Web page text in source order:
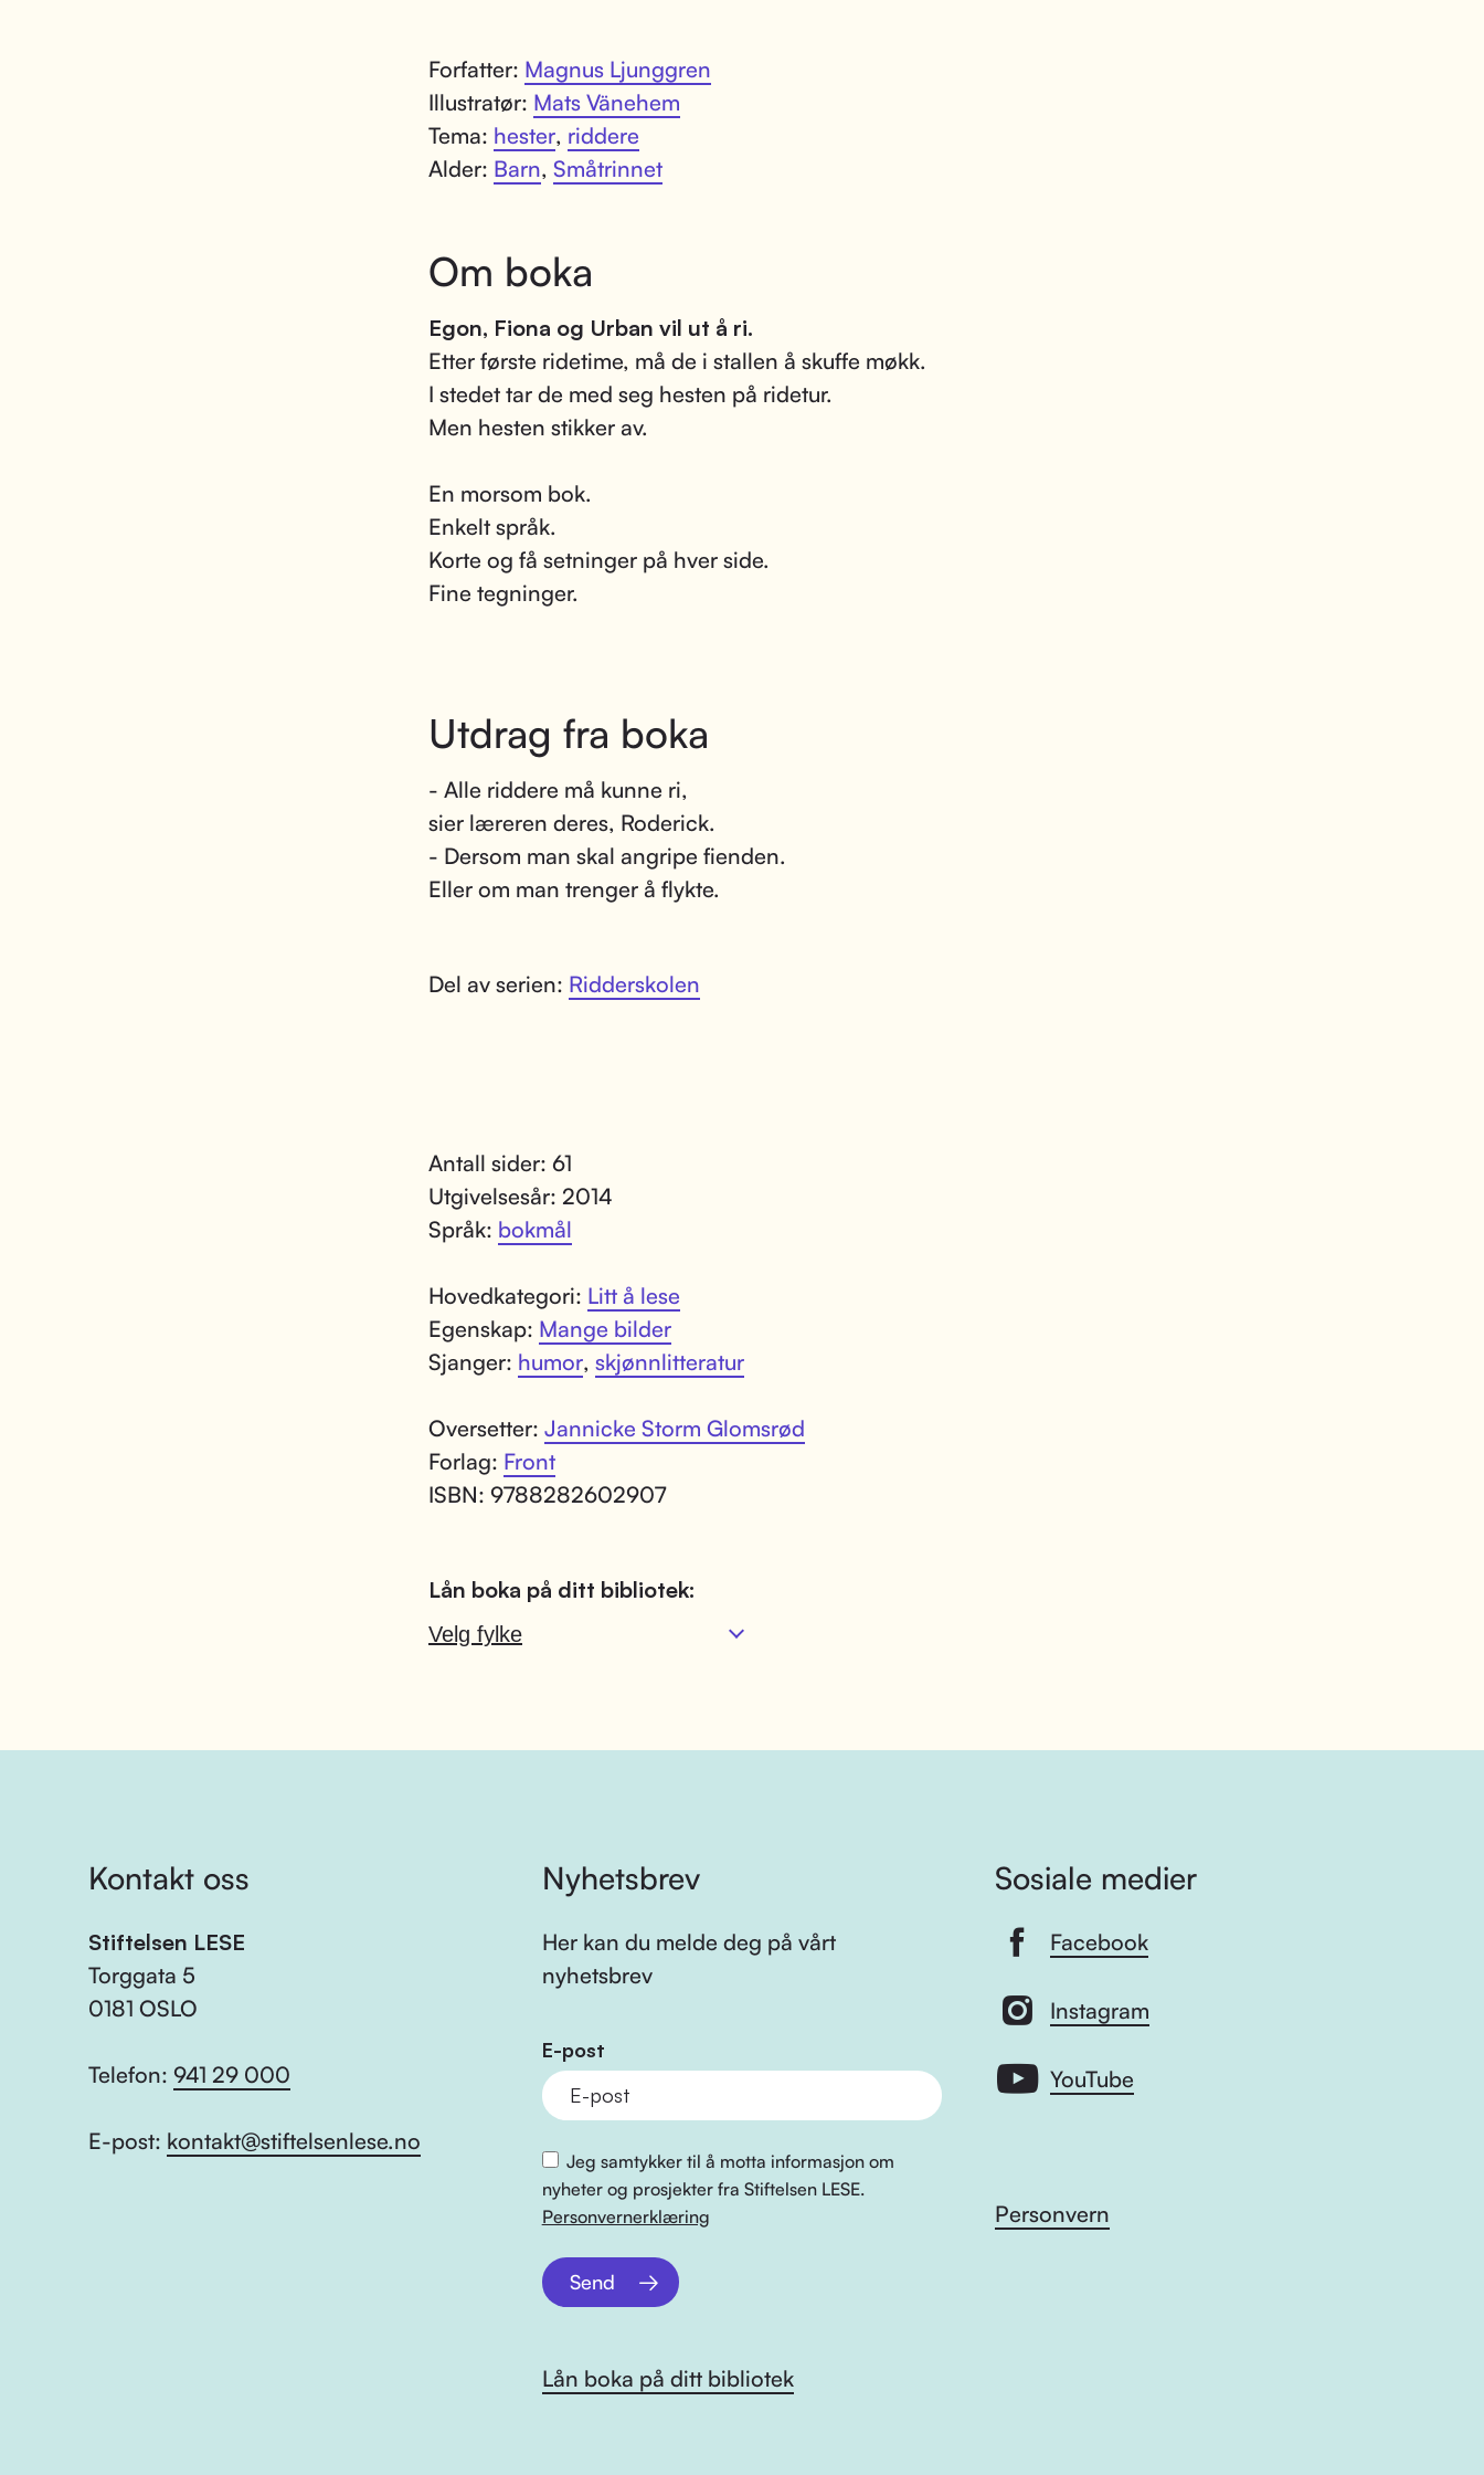
Forfatter: Magnus Ljunggren
Illustratør: Mats Vänehem
Tema: hester, riddere
Alder: Barn, Småtrinnet
Om boka
Egon, Fiona og Urban vil ut å ri.
Etter første ridetime, må de i stallen å skuffe møkk.
I stedet tar de med seg hesten på ridetur.
Men hesten stikker av.
En morsom bok.
Enkelt språk.
Korte og få setninger på hver side.
Fine tegninger.
Utdrag fra boka
- Alle riddere må kunne ri,
sier læreren deres, Roderick.
- Dersom man skal angripe fienden.
Eller om man trenger å flykte.
Del av serien: Ridderskolen
Antall sider: 61
Utgivelsesår: 2014
Språk: bokmål
Hovedkategori: Litt å lese
Egenskap: Mange bilder
Sjanger: humor, skjønnlitteratur
Oversetter: Jannicke Storm Glomsrød
Forlag: Front
ISBN: 9788282602907
Lån boka på ditt bibliotek:
Velg fylke
Kontakt oss
Stiftelsen LESE
Torggata 5
0181 OSLO
Telefon: 941 29 000
E-post: kontakt@stiftelsenlese.no
Nyhetsbrev
Her kan du melde deg på vårt
nyhetsbrev
E-post
Jeg samtykker til å motta informasjon om
nyheter og prosjekter fra Stiftelsen LESE.
Personvernerklæring
Send
Lån boka på ditt bibliotek
Sosiale medier
Facebook
Instagram
YouTube
Personvern